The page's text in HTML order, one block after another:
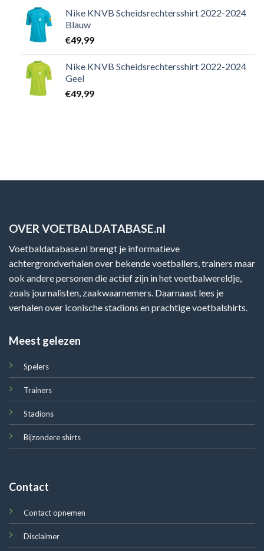
Nike KNVB Scheidsrechtersshirt 2022-2024
Blauw
€49,99
Nike KNVB Scheidsrechtersshirt 2022-2024
Geel
€49,99
OVER VOETBALDATABASE.nl
Voetbaldatabase.nl brengt je informatieve
achtergrondverhalen over bekende voetballers, trainers maar
ook andere personen die actief zijn in het voetbalwereldje,
zoals journalisten, zaakwaarnemers. Daarnaast lees je
verhalen over iconische stadions en prachtige voetbalshirts.
Meest gelezen
Spelers
Trainers
Stadions
Bijzondere shirts
Contact
Contact opnemen
Disclaimer